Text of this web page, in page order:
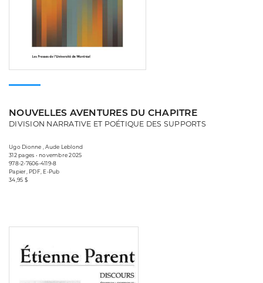
NOUVELLES AVENTURES DU CHAPITRE
DIVISION NARRATIVE ET POÉTIQUE DES SUPPORTS
Ugo Dionne , Aude Leblond
312 pages • novembre 2025
978-2-7606-4119-8
Papier, PDF, E-Pub
34,95 $